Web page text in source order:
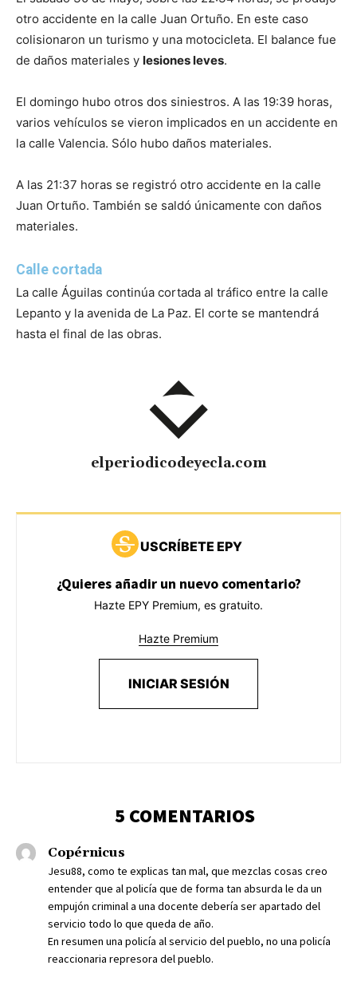
otro accidente en la calle Juan Ortuño. En este caso
colisionaron un turismo y una motocicleta. El balance fue
de daños materiales y lesiones leves.
El domingo hubo otros dos siniestros. A las 19:39 horas,
varios vehículos se vieron implicados en un accidente en
la calle Valencia. Sólo hubo daños materiales.
A las 21:37 horas se registró otro accidente en la calle
Juan Ortuño. También se saldó únicamente con daños
materiales.
Calle cortada
La calle Águilas continúa cortada al tráfico entre la calle
Lepanto y la avenida de La Paz. El corte se mantendrá
hasta el final de las obras.
elperiodicodeyecla.com
USCRÍBETE EPY
¿Quieres añadir un nuevo comentario?
Hazte EPY Premium, es gratuito.
Hazte Premium
INICIAR SESIÓN
5 COMENTARIOS
Copérnicus
Jesu88, como te explicas tan mal, que mezclas cosas creo
entender que al policía que de forma tan absurda le da un
empujón criminal a una docente debería ser apartado del
servicio todo lo que queda de año.
En resumen una policía al servicio del pueblo, no una policía
reaccionaria represora del pueblo.